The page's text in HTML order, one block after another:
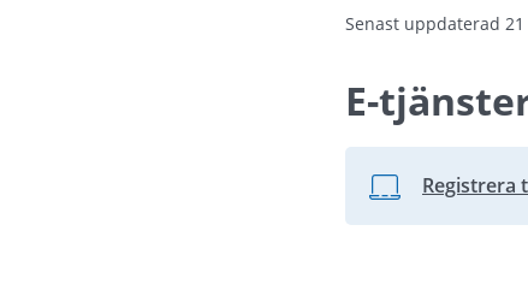
Senast uppdaterad
E-
Registrera
Länk till annan